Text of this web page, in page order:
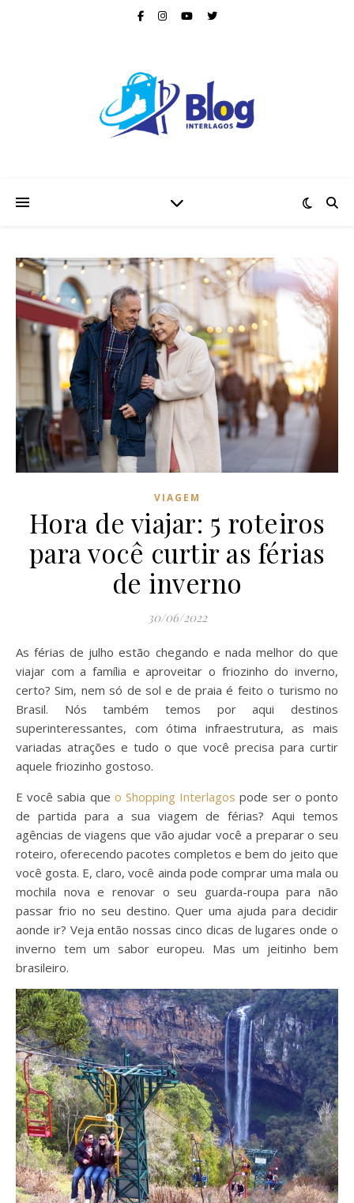
VIAGEM
Hora de viajar: 5 roteiros
para você curtir as férias
de inverno
30/06/2022
As férias de julho estão chegando e nada melhor do que
viajar com a família e aproveitar o friozinho do inverno,
certo? Sim, nem só de sol e de praia é feito o turismo no
Brasil. Nós também temos por aqui destinos
superinteressantes, com ótima infraestrutura, as mais
variadas atrações e tudo o que você precisa para curtir
aquele friozinho gostoso.
E você sabia que o Shopping Interlagospode ser o ponto
de partida para a sua viagem de férias? Aqui temos
agências de viagens que vão ajudar você a preparar o seu
roteiro, oferecendo pacotes completos e bem do jeito que
você gosta. E, claro, você ainda pode comprar uma mala ou
mochila nova e renovar o seu guarda-roupa para não
passar frio no seu destino. Quer uma ajuda para decidir
aonde ir? Veja então nossas cinco dicas de lugares onde o
inverno tem um sabor europeu. Mas um jeitinho bem
brasileiro.